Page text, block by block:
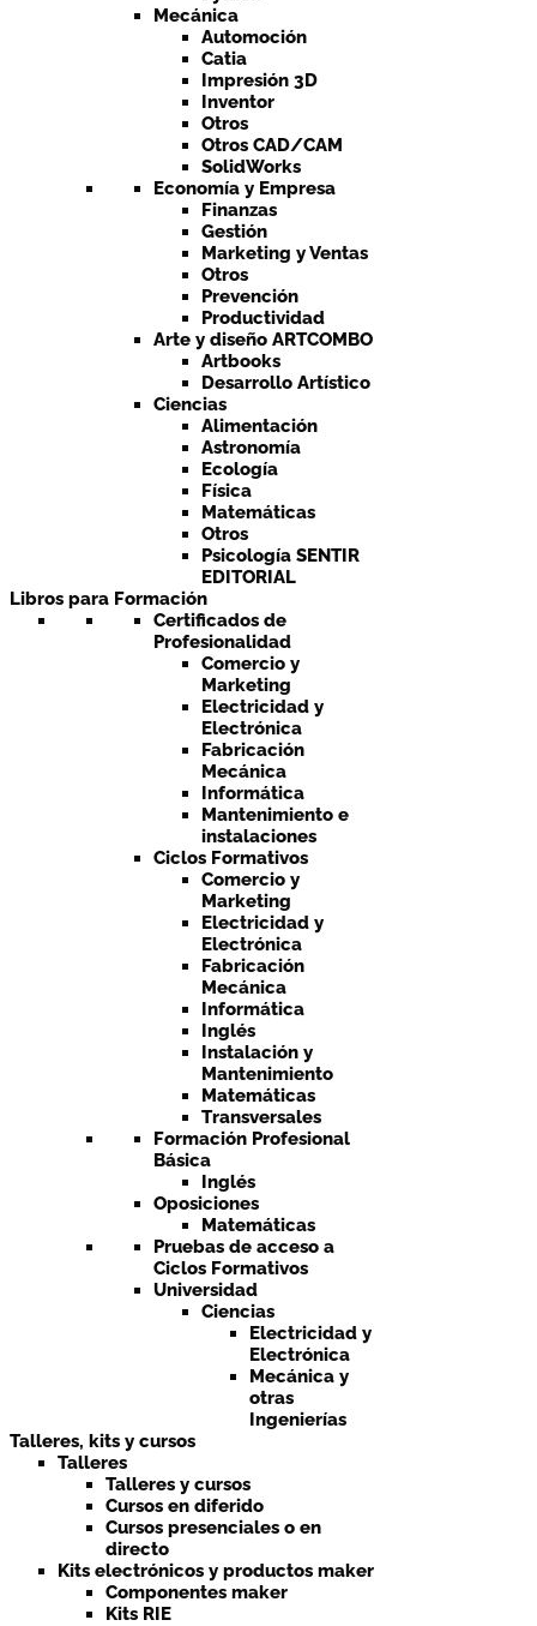
Mecánica
Automoción
Catia
Impresión 3D
Inventor
Otros
Otros CAD/CAM
SolidWorks
Economía y Empresa
Finanzas
Gestión
Marketing y Ventas
Otros
Prevención
Productividad
Arte y diseño ARTCOMBO
Artbooks
Desarrollo Artístico
Ciencias
Alimentación
Astronomía
Ecología
Física
Matemáticas
Otros
Psicología SENTIR
EDITORIAL
Libros para Formación
Certificados de
Profesionalidad
Comercio y
Marketing
Electricidad y
Electrónica
Fabricación
Mecánica
Informática
Mantenimiento e
instalaciones
Ciclos Formativos
Comercio y
Marketing
Electricidad y
Electrónica
Fabricación
Mecánica
Informática
Inglés
Instalación y
Mantenimiento
Matemáticas
Transversales
Formación Profesional
Básica
Inglés
Oposiciones
Matemáticas
Pruebas de acceso a
Ciclos Formativos
Universidad
Ciencias
Electricidad y
Electrónica
Mecánica y
otras
Ingenierías
Talleres, kits y cursos
Talleres
Talleres y cursos
Cursos en diferido
Cursos presenciales o en
directo
Kits electrónicos y productos maker
Componentes maker
Kits RIE